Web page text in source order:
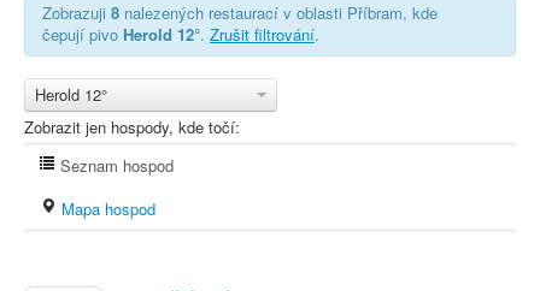
Zobrazuji 8 nalezených restaurací v oblasti Příbram, kde
čepují pivo Herold 12°. Zrušit filtrování.
Herold 12°
Zobrazit jen hospody, kde točí:
Seznam hospod
Mapa hospod